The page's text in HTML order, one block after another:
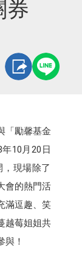
券
「勵馨基金
10月20日
現場除了
會的熱門活
滿逗趣、笑
越莓姐姐共
與！